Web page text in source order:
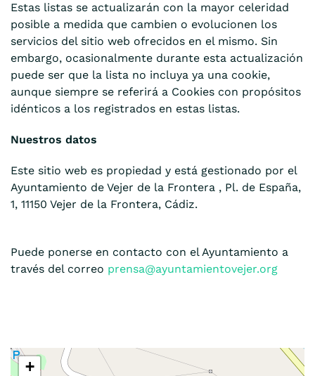
Estas listas se actualizarán con la mayor celeridad
posible a medida que cambien o evolucionen los
servicios del sitio web ofrecidos en el mismo. Sin
embargo, ocasionalmente durante esta actualización
puede ser que la lista no incluya ya una cookie,
aunque siempre se referirá a Cookies con propósitos
idénticos a los registrados en estas listas.
Nuestros datos
Este sitio web es propiedad y está gestionado por el
Ayuntamiento de Vejer de la Frontera , Pl. de España,
1, 11150 Vejer de la Frontera, Cádiz.
Puede ponerse en contacto con el Ayuntamiento a
través del correo prensa@ayuntamientovejer.org
+